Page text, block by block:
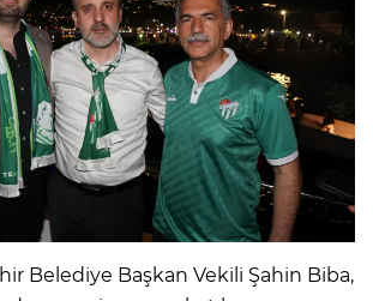
Belediye Başkan Vekili Şahin Biba,